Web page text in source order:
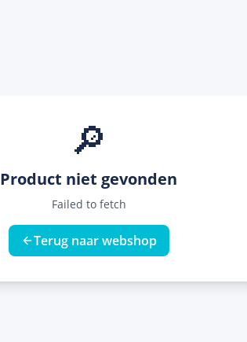
🔎
Product niet gevonden
Failed to fetch
Terug naar webshop